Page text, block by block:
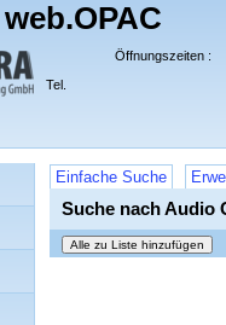
Tel.
Öffnungszeiten :
Einfache Suche
Suche nach Audio